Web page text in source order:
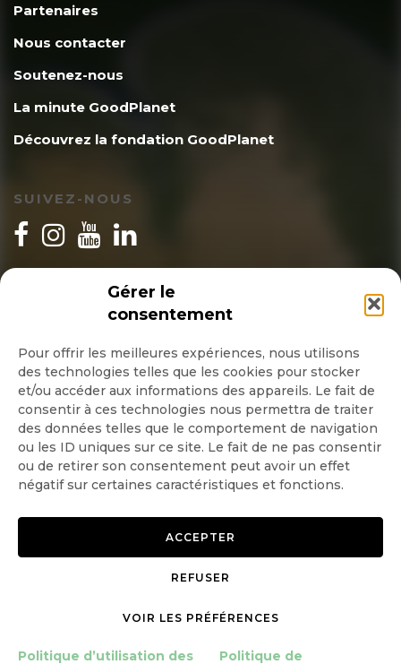
Gérer le
consentement
Pour offrir les meilleures expériences, nous utilisons
des technologies telles que les cookies pour stocker
et/ou accéder aux informations des appareils. Le fait de
consentir à ces technologies nous permettra de traiter
des données telles que le comportement de navigation
ou les ID uniques sur ce site. Le fait de ne pas consentir
ou de retirer son consentement peut avoir un effet
négatif sur certaines caractéristiques et fonctions.
ACCEPTER
REFUSER
VOIR LES PRÉFÉRENCES
Politique d’utilisation des Politique de
Partenaires
Nous contacter
Soutenez-nous
La minute GoodPlanet
Découvrez la fondation GoodPlanet
SUIVEZ-NOUS
INSCRIPTION NEWSLETTER
Quotidienne
Hebdo
OK
Politique de confidentialité